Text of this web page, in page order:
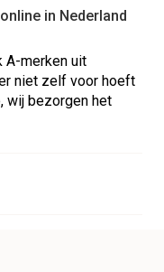
in Nederland
A-merken uit
niet zelf voor hoeft
wij bezorgen het